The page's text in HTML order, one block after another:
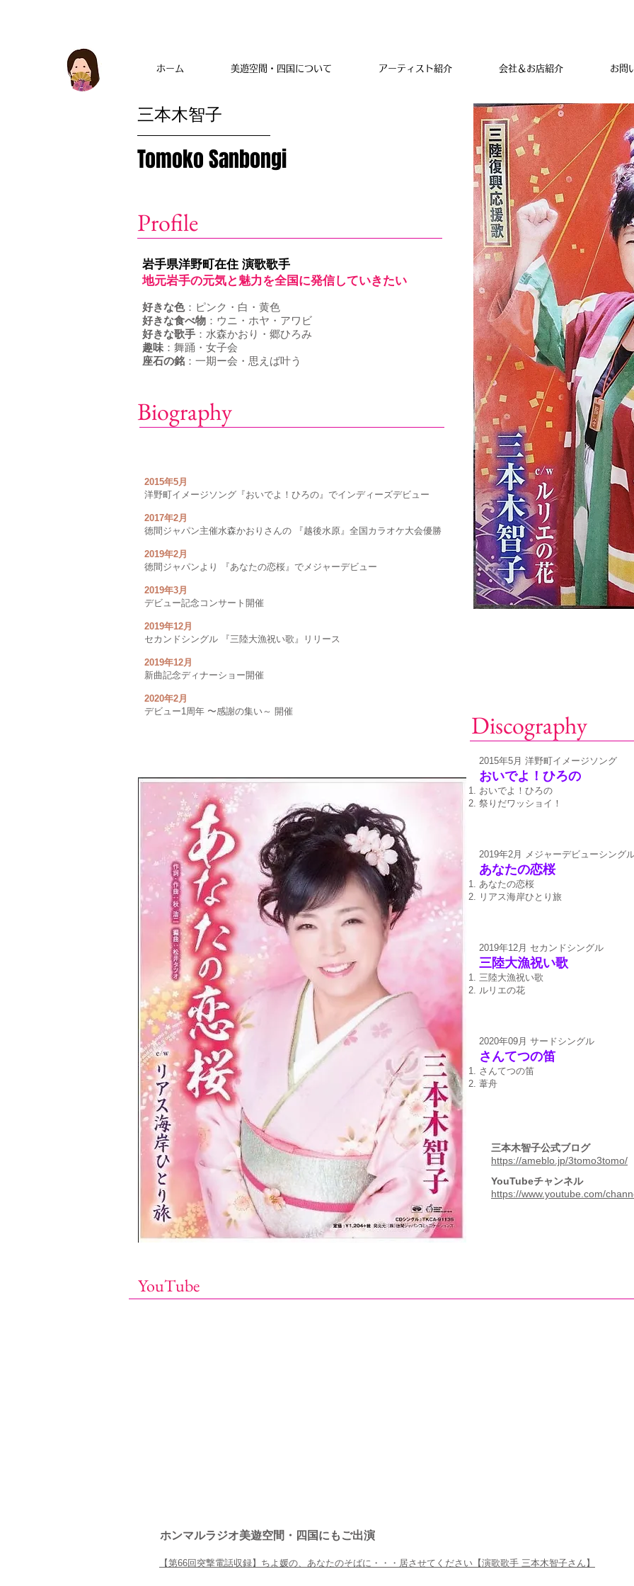
ホーム 美遊空間・四国について アーティスト紹介 会社＆お店紹介 お問
三本木智子
Tomoko Sanbongi
Profile
岩手県洋野町在住 演歌歌手
地元岩手の元気と魅力を全国に発信していきたい
好きな色：ピンク・白・黄色
好きな食べ物 ：ウニ・ホヤ・アワビ
好きな歌手 ：水森かおり・郷ひろみ
趣味 ：舞踊・女子会
座石の銘 ：一期ー会・思えば叶う
Biography
2015年5月
洋野町イメージソング『おいでよ！ひろの』でインディーズデビュー
2017年2月
徳間ジャパン主催水森かおりさんの 『越後水原』全国カラオケ大会優勝
2019年2月
徳間ジャパンより 『あなたの恋桜』でメジャーデビュー
2019年3月
デビュー記念コンサート開催
2019年12月
セカンドシングル 『三陸大漁祝い歌』リリース
2019年12月
新曲記念ディナーショー開催
2020年2月
デビュー1周年 〜感謝の集い～ 開催
Discography
2015年5月 洋野町イメージソング
おいでよ！ひろの
おいでよ！ひろの
祭りだワッショイ！
2019年2月 メジャーデビューシング
あなたの恋桜
あなたの恋桜
リアス海岸ひとり旅
2019年12月 セカンドシングル
三陸大漁祝い歌
三陸大漁祝い歌
ルリエの花
2020年09月 サードシングル
さんてつの笛
さんてつの笛
葦舟
三本木智子公式ブログ
https://ameblo.jp/3tomo3tomo/
YouTubeチャンネル
https://www.youtube.com/
YouTube
​ホンマルラジオ美遊空間・四国にもご出演
【第66回突撃電話収録】ちよ媛の、あなたのそばに・・・居させてください【演歌歌手 三本木智子さん】